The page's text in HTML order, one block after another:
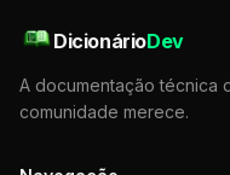
DicionárioDev
A documentação técnica
comunidade merece.